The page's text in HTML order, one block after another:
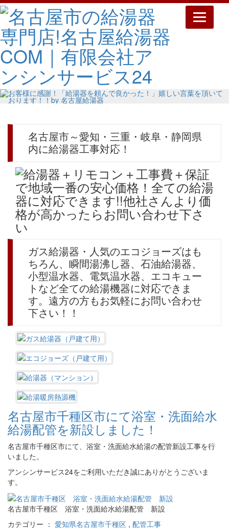
Toggle
名古屋市～愛知・三重・岐阜・静岡県
内に給湯器工事対応！
ガス給湯器・人気のエコジョーズはも
ちろん、瞬間湯沸し器、石油給湯器、
小型温水器、電気温水器、エコキュー
トなど全ての給湯機器に対応できま
す。遠方の方もお気軽にお問い合わせ
下さい！！
名古屋市千種区市にて浴室・洗面給水
給湯配管を新設しました！
名古屋市千種区市にて、浴室・洗面給水給湯の配管新設工事を行
いました。
アンシンサービス24をご利用いただき誠にありがとうございま
す。
名古屋市千種区 浴室・洗面給水給湯配管 新設
カテゴリー ： 愛知県名古屋市千種区 , 配管工事